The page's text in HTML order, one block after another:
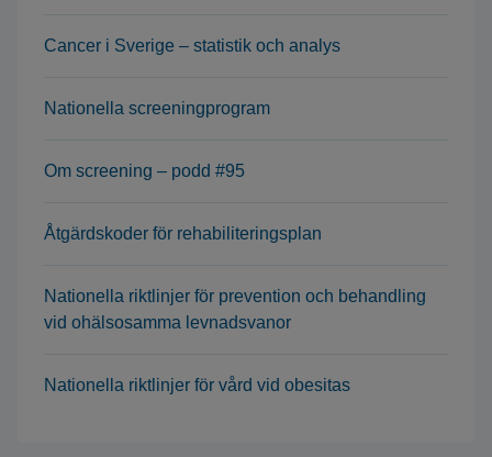
Cancer i Sverige – statistik och analys
Nationella screeningprogram
Om screening – podd #95
Åtgärdskoder för rehabiliteringsplan
Nationella riktlinjer för prevention och behandling
vid ohälsosamma levnadsvanor
Nationella riktlinjer för vård vid obesitas